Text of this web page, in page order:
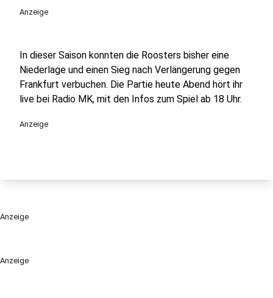
Anzeige
Anzeige
In dieser Saison konnten die Roosters bisher eine
Niederlage und einen Sieg nach Verlängerung gegen
Frankfurt verbuchen. Die Partie heute Abend hört ihr
live bei Radio MK, mit den Infos zum Spiel ab 18 Uhr.
Anzeige
Anzeige